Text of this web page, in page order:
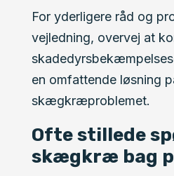
For yderligere råd og
vejledning, overvej at
en omfattende løsning
skægkræproblemet.
Ofte stillede
skægkræ bag